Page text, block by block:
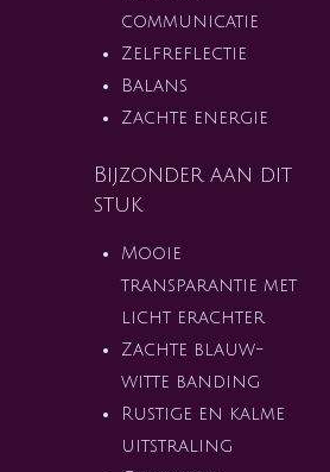
communicatie
Zelfreflectie
Balans
Zachte energie
Bijzonder aan dit
stuk
Mooie
transparantie met
licht erachter
Zachte blauw-
witte banding
Rustige en kalme
uitstraling